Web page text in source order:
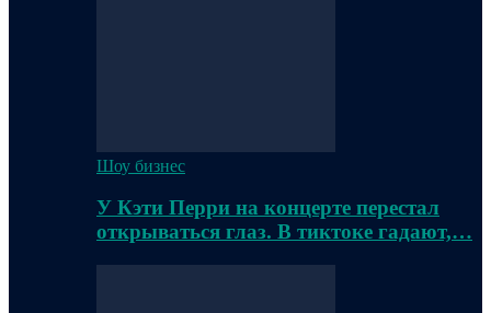
Шоу бизнес
У Кэти Перри на концерте перестал
открываться глаз. В тиктоке гадают,…